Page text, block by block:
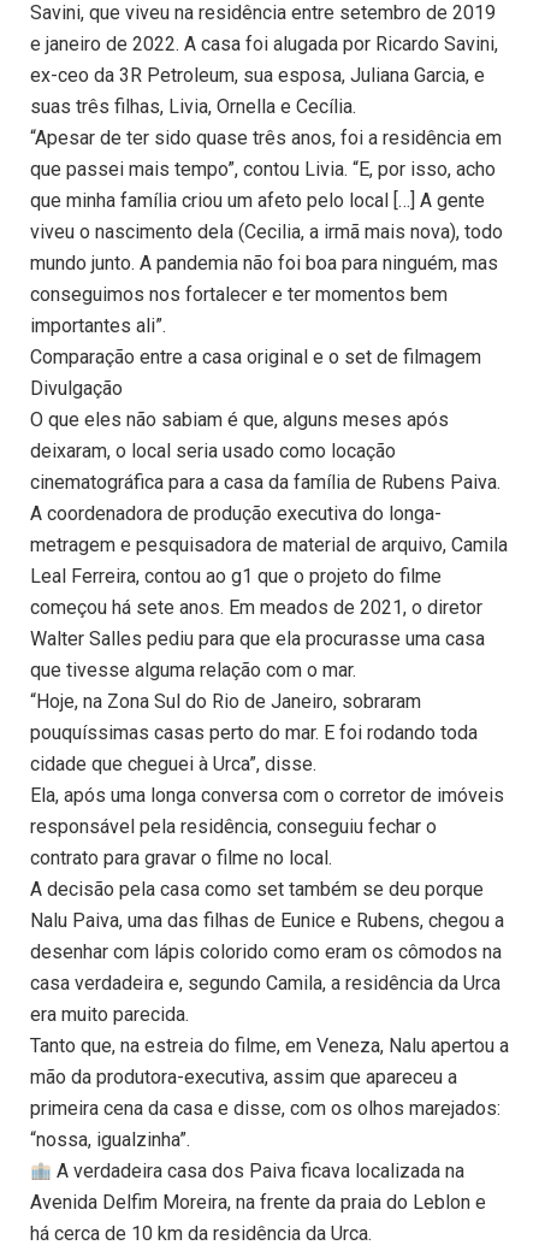
Savini, que viveu na residência entre setembro de 2019
e janeiro de 2022. A casa foi alugada por Ricardo Savini,
ex-ceo da 3R Petroleum, sua esposa, Juliana Garcia, e
suas três filhas, Livia, Ornella e Cecília.
“Apesar de ter sido quase três anos, foi a residência em
que passei mais tempo”, contou Livia. “E, por isso, acho
que minha família criou um afeto pelo local […] A gente
viveu o nascimento dela (Cecilia, a irmã mais nova), todo
mundo junto. A pandemia não foi boa para ninguém, mas
conseguimos nos fortalecer e ter momentos bem
importantes ali”.
Comparação entre a casa original e o set de filmagem
Divulgação
O que eles não sabiam é que, alguns meses após
deixaram, o local seria usado como locação
cinematográfica para a casa da família de Rubens Paiva.
A coordenadora de produção executiva do longa-
metragem e pesquisadora de material de arquivo, Camila
Leal Ferreira, contou ao g1 que o projeto do filme
começou há sete anos. Em meados de 2021, o diretor
Walter Salles pediu para que ela procurasse uma casa
que tivesse alguma relação com o mar.
“Hoje, na Zona Sul do Rio de Janeiro, sobraram
pouquíssimas casas perto do mar. E foi rodando toda
cidade que cheguei à Urca”, disse.
Ela, após uma longa conversa com o corretor de imóveis
responsável pela residência, conseguiu fechar o
contrato para gravar o filme no local.
A decisão pela casa como set também se deu porque
Nalu Paiva, uma das filhas de Eunice e Rubens, chegou a
desenhar com lápis colorido como eram os cômodos na
casa verdadeira e, segundo Camila, a residência da Urca
era muito parecida.
Tanto que, na estreia do filme, em Veneza, Nalu apertou a
mão da produtora-executiva, assim que apareceu a
primeira cena da casa e disse, com os olhos marejados:
“nossa, igualzinha”.
A verdadeira casa dos Paiva ficava localizada na
Avenida Delfim Moreira, na frente da praia do Leblon e
há cerca de 10 km da residência da Urca.